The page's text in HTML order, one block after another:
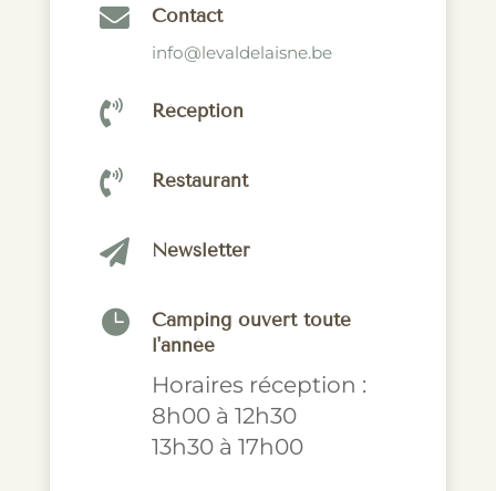
 Contact
info@levaldelaisne.be
 Réception
 Restaurant
 Newsletter

Camping ouvert toute
l'année
Horaires réception :
8h00 à 12h30
13h30 à 17h00